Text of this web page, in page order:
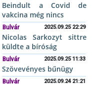
Beindult a Covid de
vakcina még nincs
Bulvár 2025.09.25 22:29
Nicolas Sarkozyt sittre
küldte a bíróság
Bulvár 2025.09.25 11:33
Szövevényes bűnügy
Bulvár 2025.09.24 21:21